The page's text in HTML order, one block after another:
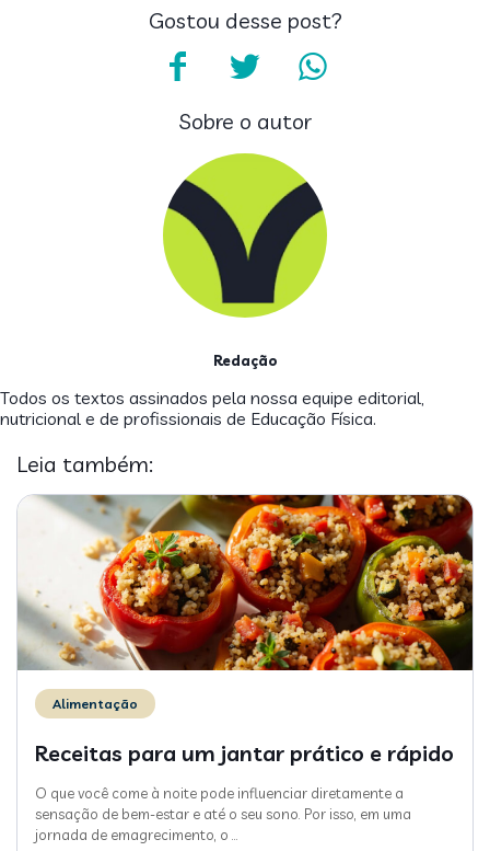
Gostou desse post?
Sobre o autor
Redação
Todos os textos assinados pela nossa equipe editorial,
nutricional e de profissionais de Educação Física.
Leia também:
Alimentação
Receitas para um jantar prático e rápido
O que você come à noite pode influenciar diretamente a
sensação de bem-estar e até o seu sono. Por isso, em uma
jornada de emagrecimento, o …